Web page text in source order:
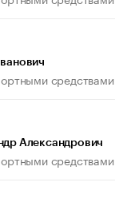
средствами
Александрович
средствами